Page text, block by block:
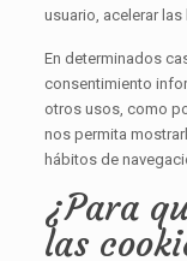
usuario, acelerar
En determinados
consentimiento
otros usos, como
nos permita
hábitos de
¿Para
las